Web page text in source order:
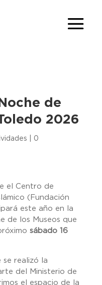
de
2026
0
el Centro de
(Fundación
este año en la
de los Museos que
sábado 16
se realizó la
del Ministerio de
el espacio de la